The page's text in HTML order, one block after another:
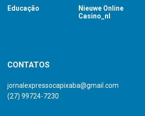
Educação
Nieuwe Online
Casino_nl
CONTATOS
jornalexpressocapixaba@gmail.com
(27) 99724-7230